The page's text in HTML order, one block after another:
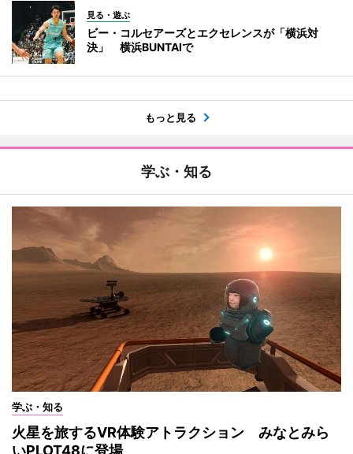
見る・遊ぶ
ビー・コルセアーズとエクセレンスが「横浜対
決」 横浜BUNTAIで
もっと見る
学ぶ・知る
学ぶ・知る
火星を旅するVR体験アトラクション みなとみら
いPLOT48に登場